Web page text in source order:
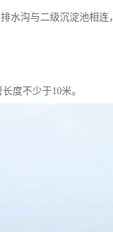
水沟与二级沉淀池相连
度不少于10米。